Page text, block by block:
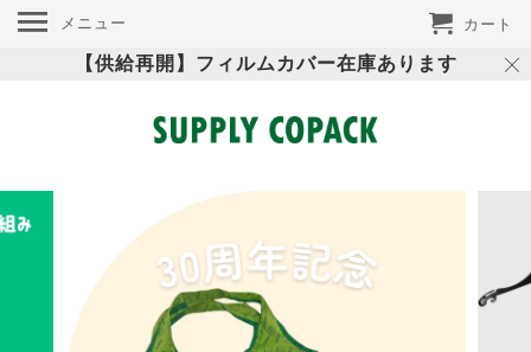
【供給再開】フィルムカバー在庫あります
メニュー カート